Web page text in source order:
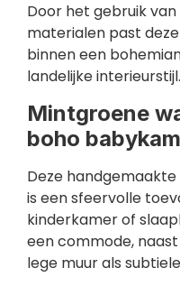
Door het gebruik
materialen past
binnen een
landelijke interieurstijl.
Mintgroene
boho
Deze
is een sfeervolle
kinderkamer of
een commode,
lege muur als